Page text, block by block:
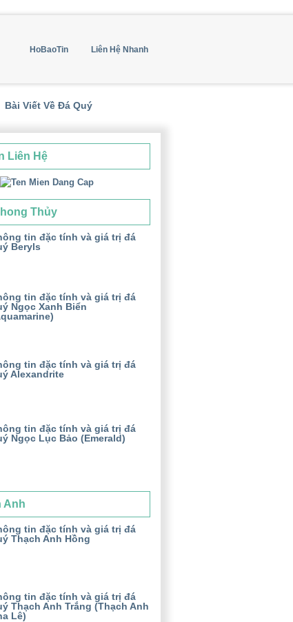
HoBaoTin Liên Hệ Nhanh
Bài Viết Về Đá Quý
Liên Hệ
Thủy
tin đặc tính và giá trị đá
Beryls
tin đặc tính và giá trị đá
Ngọc Xanh Biển
tin đặc tính và giá trị đá
Alexandrite
tin đặc tính và giá trị đá
Ngọc Lục Bảo (Emerald)
Anh
tin đặc tính và giá trị đá
Thạch Anh Hồng
tin đặc tính và giá trị đá
Thạch Anh Trắng (Thạch Anh
Lê)